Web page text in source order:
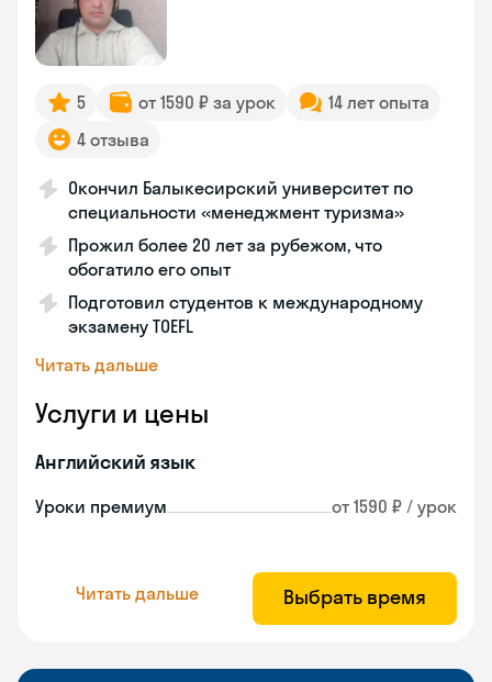
5 от 1590 ₽ за урок
14 лет опыта
4 отзыва
Окончил Балыкесирский университет по
специальности «менеджмент туризма»
Прожил более 20 лет за рубежом, что
обогатило его опыт
Подготовил студентов к международному
экзамену TOEFL
Читать дальше
Услуги и цены
Английский язык
Уроки премиум от 1590 ₽ / урок
Читать дальше Выбрать время